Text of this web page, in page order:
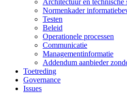
Architectuur en technische
Normenkader
Testen
Beleid
Operationele processen
Communicatie
Managementinformatie
Addendum aanbieder
Toetreding
Governance
Issues